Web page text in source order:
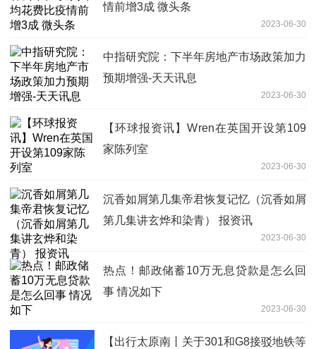
情前增3成 微头条
2023-06-30
中指研究院：下半年房地产市场政策加力
预期增强-天天讯息
2023-06-30
【环球报资讯】Wren在英国开设第109
家陈列室
2023-06-30
沉香如屑第几集帝君恢复记忆（沉香如屑
第几集讲玄烨和染青） 报资讯
2023-06-30
热点！邮政储蓄10万无息贷款是怎么回
事 情况如下
2023-06-30
【出行太原南丨关于301和G8接驳地铁等